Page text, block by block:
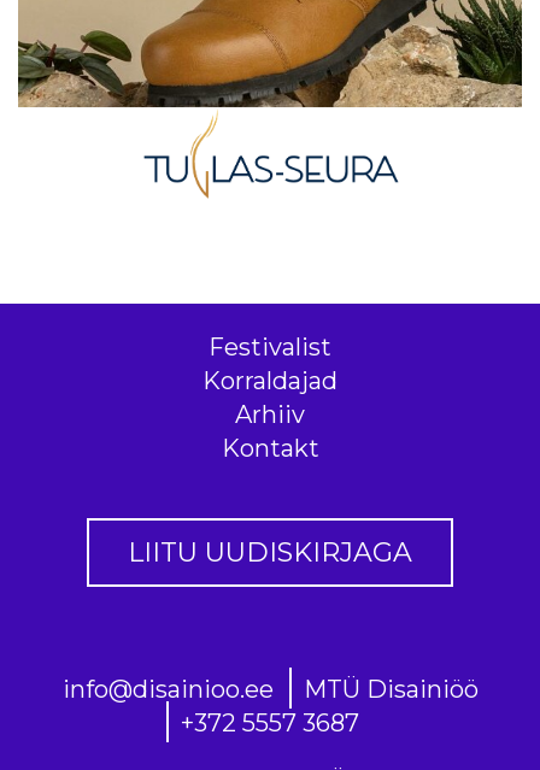
Festivalist
Korraldajad
Arhiiv
Kontakt
LIITU UUDISKIRJAGA
info@disainioo.ee
MTÜ Disainiöö
+372 5557 3687